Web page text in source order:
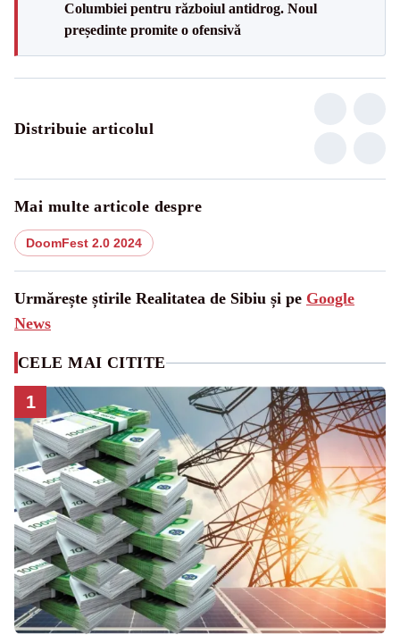
Columbiei pentru războiul antidrog. Noul
președinte promite o ofensivă
Distribuie articolul
Mai multe articole despre
DoomFest 2.0 2024
Urmărește știrile Realitatea de Sibiu și pe Google
News
CELE MAI CITITE
1